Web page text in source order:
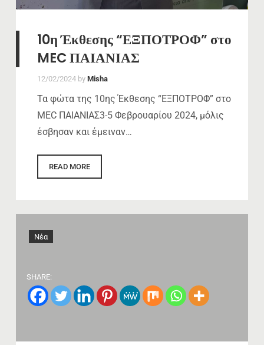
10η Έκθεσης “ΕΞΠΟΤΡΟΦ” στο
MEC ΠΑΙΑΝΙΑΣ
12/02/2024 by Misha
Τα φώτα της 10ης Έκθεσης “ΕΞΠΟΤΡΟΦ” στο
MEC ΠΑΙΑΝΙΑΣ3-5 Φεβρουαρίου 2024, μόλις
έσβησαν και έμειναν…
READ MORE
Νέα
SHARE: